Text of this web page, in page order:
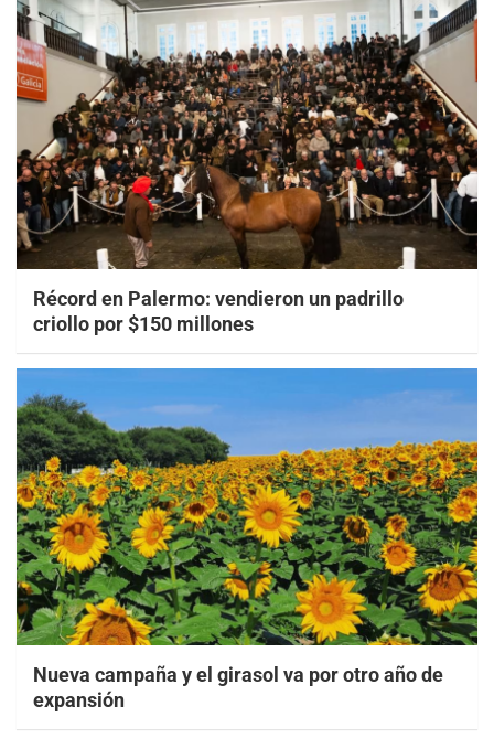
Récord en Palermo: vendieron un padrillo
criollo por $150 millones
Nueva campaña y el girasol va por otro año de
expansión